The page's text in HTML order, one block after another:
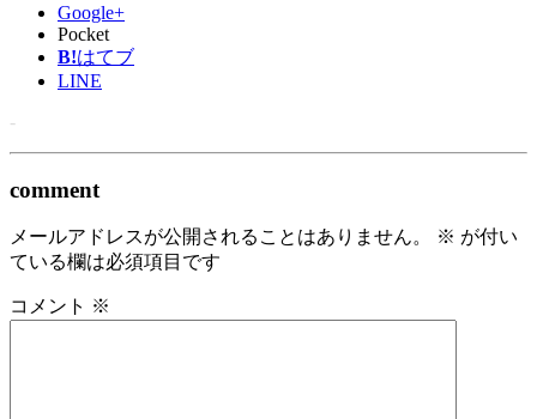
Google+
Pocket
B!はてブ
LINE
-
comment
メールアドレスが公開されることはありません。 ※ が付い
ている欄は必須項目です
コメント ※